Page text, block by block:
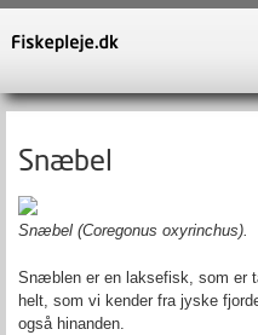
Snæbel
Snæbel (Coregonus oxyrinchus).
Snæblen er en laksefisk, som er
helt, som vi kender fra jyske
også hinanden.